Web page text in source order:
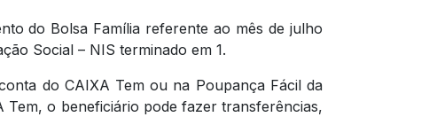
do Bolsa Família referente ao mês de julho
Social – NIS terminado em 1.
do CAIXA Tem ou na Poupança Fácil da
o beneficiário pode fazer transferências,